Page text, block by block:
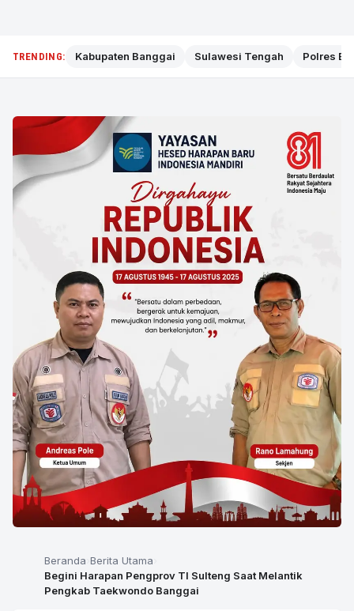
TRENDING: Kabupaten Banggai Sulawesi Tengah Polres
Beranda Berita Utama
Begini Harapan Pengprov TI Sulteng Saat Melantik
Pengkab Taekwondo Banggai